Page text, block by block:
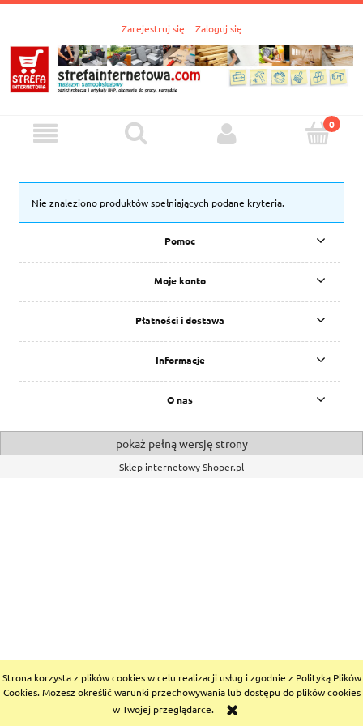
Strona korzysta z plików cookies w celu realizacji usług i zgodnie z Polityką Plików
Cookies. Możesz określić warunki przechowywania lub dostępu do plików cookies
w Twojej przeglądarce.
Zarejestruj się Zaloguj się
Nie znaleziono produktów spełniających podane kryteria.
Pomoc
Moje konto
Płatności i dostawa
Informacje
O nas
pokaż pełną wersję strony
Sklep internetowy Shoper.pl